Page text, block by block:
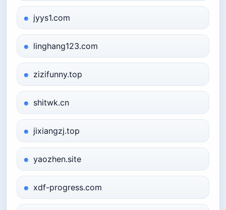
jyys1.com
linghang123.com
zizifunny.top
shitwk.cn
jixiangzj.top
yaozhen.site
xdf-progress.com